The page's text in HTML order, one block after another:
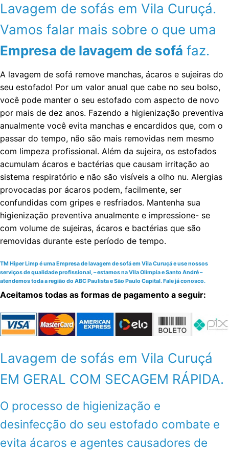
Lavagem de sofás em Vila Curuçá.
Vamos falar mais sobre o que uma
Empresa de lavagem de sofá faz.
A lavagem de sofá remove manchas, ácaros e sujeiras do
seu estofado! Por um valor anual que cabe no seu bolso,
você pode manter o seu estofado com aspecto de novo
por mais de dez anos. Fazendo a higienização preventiva
anualmente você evita manchas e encardidos que, com o
passar do tempo, não são mais removidas nem mesmo
com limpeza profissional. Além da sujeira, os estofados
acumulam ácaros e bactérias que causam irritação ao
sistema respiratório e não são visíveis a olho nu. Alergias
provocadas por ácaros podem, facilmente, ser
confundidas com gripes e resfriados. Mantenha sua
higienização preventiva anualmente e impressione- se
com volume de sujeiras, ácaros e bactérias que são
removidas durante este período de tempo.
TM Hiper Limp é uma Empresa de lavagem de sofá em Vila Curuçá e use nossos
serviços de qualidade profissional, – estamos na Vila Olímpia e Santo André –
atendemos toda a região do ABC Paulista e São Paulo Capital. Fale já conosco.
Aceitamos todas as formas de pagamento a seguir:
Lavagem de sofás em Vila Curuçá
EM GERAL COM SECAGEM RÁPIDA.
O processo de higienização e
desinfecção do seu estofado combate e
evita ácaros e agentes causadores de